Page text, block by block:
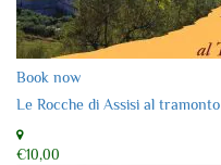
Book now
Le Rocche di Assisi al tramonto
€10,00